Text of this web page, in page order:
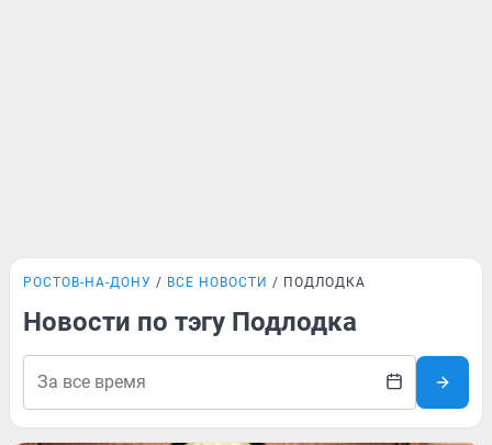
РОСТОВ-НА-ДОНУ ВСЕ НОВОСТИ ПОДЛОДКА
Новости по тэгу Подлодка